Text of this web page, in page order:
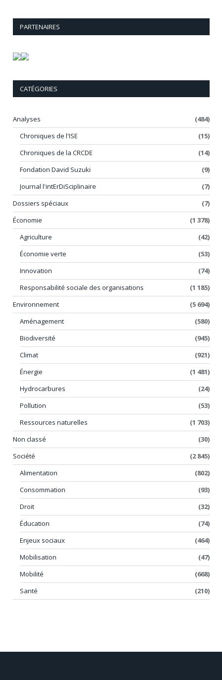
PARTENAIRES
CATÉGORIES
Analyses
(484)
Chroniques de l'ISE
(15)
Chroniques de la CRCDE
(14)
Fondation David Suzuki
(9)
Journal l'intErDiSciplinaire
(7)
Dossiers spéciaux
(7)
Économie
(1 378)
Agriculture
(42)
Économie verte
(53)
Innovation
(74)
Responsabilité sociale des organisations
(1 185)
Environnement
(5 694)
Aménagement
(580)
Biodiversité
(945)
Climat
(921)
Énergie
(1 481)
Hydrocarbures
(24)
Pollution
(53)
Ressources naturelles
(1 703)
Non classé
(30)
Société
(2 845)
Alimentation
(802)
Consommation
(93)
Droit
(32)
Éducation
(74)
Enjeux sociaux
(464)
Mobilisation
(47)
Mobilité
(668)
Santé
(210)